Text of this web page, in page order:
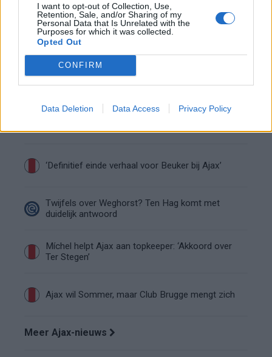
I want to opt-out of Collection, Use,
Retention, Sale, and/or Sharing of my
Personal Data that Is Unrelated with the
Purposes for which it was collected.
Opted Out
CONFIRM
Data Deletion Data Access Privacy Policy
Steijn: ‘Bergwijn was niet mijn eerste keus als
Ajax-aanvoerder’
Van Gaal-vertrek markeert einde van bestuurlijke
Ajax-fase
Wie is Federico Viñas, de Uruguayaanse WK-
‘Definitief einde verhaal voor Beuker bij Ajax’
Twijfels over Weghorst? Ten Hag komt met
duidelijk antwoord
Míchel helpt Ajax aan topkeeper: ‘Akkoord over
Ter Stegen’
Ajax wil Sommer, maar Club Brugge mengt zich
Meer Ajax-nieuws